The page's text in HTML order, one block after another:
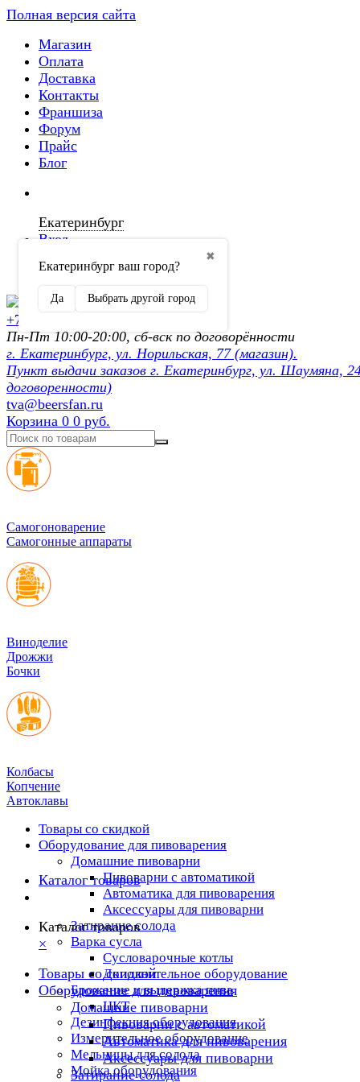
Полная версия сайта
Магазин
Оплата
Доставка
Контакты
Франшиза
Форум
Прайс
Блог
Екатеринбург
✖
Екатеринбург ваш город?
Да Выбрать другой город
Вход
Регистрация
+7 (902) 872-54-70
Пн-Пт 10:00-20:00, сб-вск по договорённости
г. Екатеринбург, ул. Норильская, 77 (магазин).
Пункт выдачи заказов г. Екатеринбург, ул. Шаумяна,
договоренности)
tva@beersfan.ru
Корзина 0 0 руб.
Cамогоноварение
Самогонные аппараты
Виноделие
Дрожжи
Бочки
Колбасы
Копчение
Автоклавы
Товары со скидкой
Оборудование для пивоварения
Домашние пивоварни
Пивоварни с автоматикой
Автоматика для пивоварения
Аксессуары для пивоварни
Затирание солода
Варка сусла
Cусловарочные котлы
Дополнительное оборудование
Брожение и выдержка пива
ЦКТ
Дезинфекция оборудования
Измерительное оборудование
Мельницы для солода
Мойка оборудования
Каталог товаров
Каталог товаров
×
Товары со скидкой
Оборудование для пивоварения
Домашние пивоварни
Пивоварни с автоматикой
Автоматика для пивоварения
Аксессуары для пивоварни
Затирание солода